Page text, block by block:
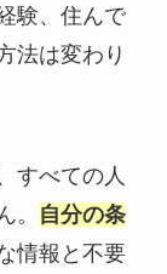
験、住んで
法は変わり
すべての人
。
自分の条
情報と不要